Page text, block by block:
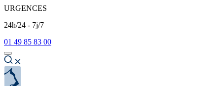
URGENCES
24h/24 - 7j/7
01 49 85 83 00